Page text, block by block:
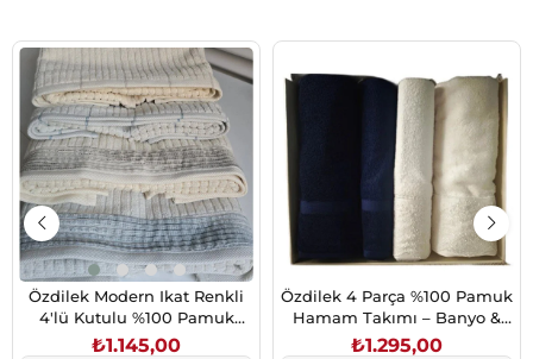
Özdilek Modern Ikat Renkli
4'lü Kutulu %100 Pamuk
Havlu Seti 50x90 cm
₺1.145,00
Özdilek 4 Parça %100 Pamuk
Hamam Takımı – Banyo &
Baş Havlusu
₺1.295,00